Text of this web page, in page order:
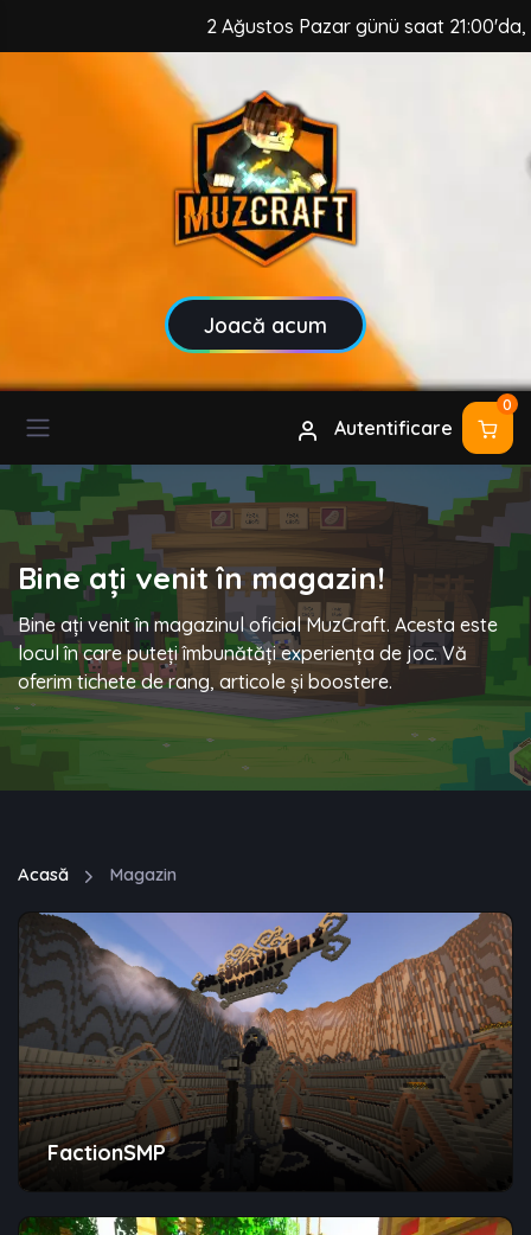
2 Ağustos Pazar günü saat 21:00'da,
Joacă acum
Autentificare
0
Bine ați venit în magazin!
Bine ați venit în magazinul oficial MuzCraft. Acesta este
locul în care puteți îmbunătăți experiența de joc. Vă
oferim tichete de rang, articole și boostere.
Acasă Magazin
FactionSMP